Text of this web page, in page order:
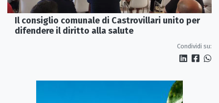
Il consiglio comunale di Castrovillari unito per
difendere il diritto alla salute
Condividi su: